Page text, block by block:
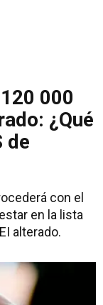
000
¿Qué
de
con el
en la lista
alterado.